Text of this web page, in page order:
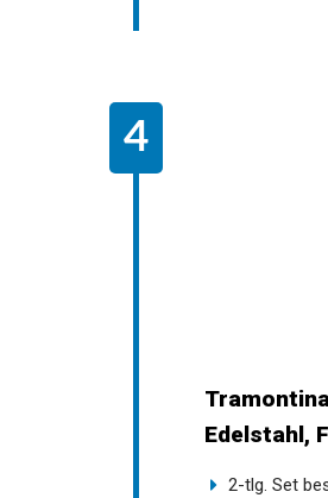
Edelstahl,
2-tlg. Set